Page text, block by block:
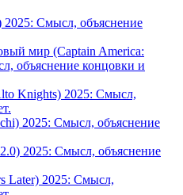
Смысл, объяснение
мир (Captain America:
объяснение концовки и
Knights) 2025: Смысл,
2025: Смысл, объяснение
2025: Смысл, объяснение
Later) 2025: Смысл,